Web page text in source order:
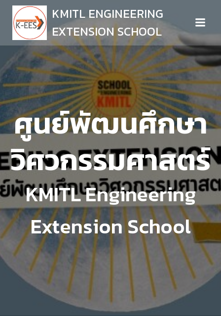
to
content
KMITL ENGINEERING
EXTENSION SCHOOL
ศูนย์พัฒนศึกษา
วิศวกรรมศาสตร์
KMITL Engineering
Extension School